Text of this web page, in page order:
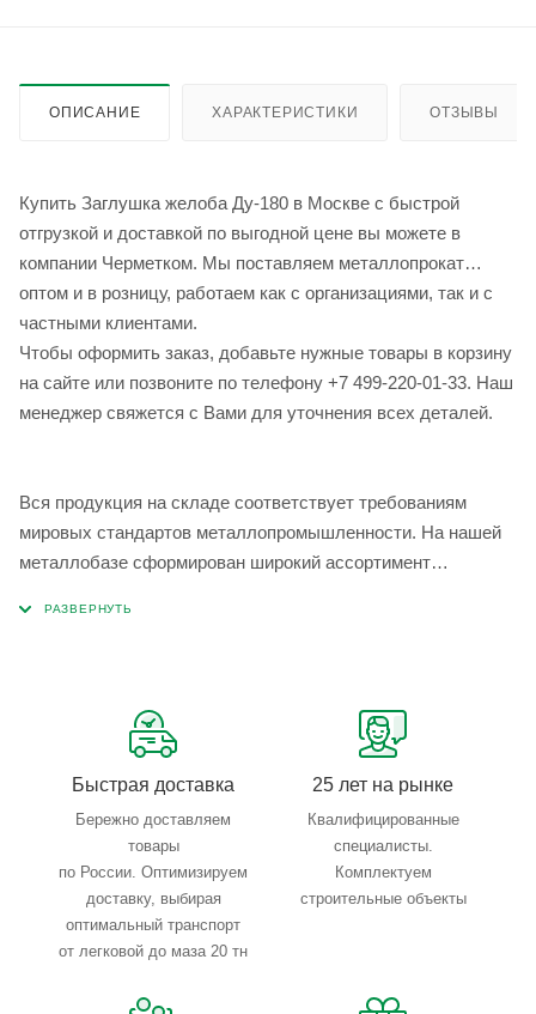
ОПИСАНИЕ ХАРАКТЕРИСТИКИ ОТЗЫВЫ
Купить Заглушка желоба Ду-180 в Москве с быстрой
отгрузкой и доставкой по выгодной цене вы можете в
компании Черметком. Мы поставляем металлопрокат
оптом и в розницу, работаем как с организациями, так и с
частными клиентами.
Чтобы оформить заказ, добавьте нужные товары в корзину
на сайте или позвоните по телефону +7 499-220-01-33. Наш
менеджер свяжется с Вами для уточнения всех деталей.
Вся продукция на складе соответствует требованиям
мировых стандартов металлопромышленности. На нашей
металлобазе сформирован широкий ассортимент
Быстрая доставка
Бережно доставляем
товары
по России. Оптимизируем
доставку, выбирая
оптимальный транспорт
от легковой до маза 20 тн
25 лет на рынке
Квалифицированные
специалисты.
Комплектуем
строительные объекты